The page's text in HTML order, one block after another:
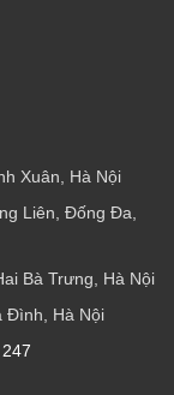
Xuân, Hà Nội
Liên, Đống Đa,
Bà Trưng, Hà Nội
Đình, Hà Nội